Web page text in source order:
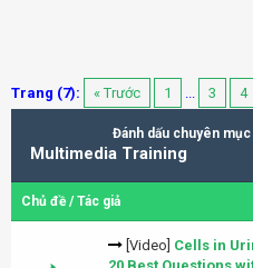
Trang (7): « Trước 1 ... 3 4
Đánh dấu chuyên
Multimedia Training
Chủ đề/Tác giả
[Video] Cells in